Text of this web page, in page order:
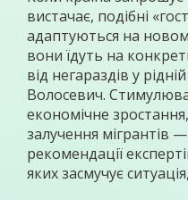
вистачає, подібні
адаптуються на
вони їдуть на
від негараздів у
Волосевич.
економічне
залучення мігрантів
рекомендації
яких засмучує